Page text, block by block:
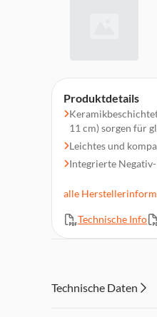
Produktdetails
11 cm) sorgen für
Leichtes und
Integrierte
feines, normales
Schnelle
52 Watt Leistung
alle
Technische Info
Technische Daten